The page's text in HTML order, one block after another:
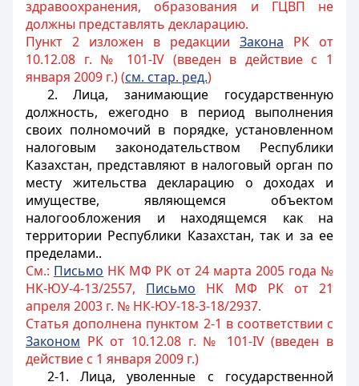
здравоохранения, образования и ГЦВП не
должны представлять декларацию.
Пункт 2 изложен в редакции Закона РК от
10.12.08 г. № 101-IV (введен в действие с 1
января 2009 г.) (см. стар. ред.)
2. Лица, занимающие государственную
должность, ежегодно в период выполнения
своих полномочий в порядке, установленном
налоговым законодательством Республики
Казахстан, представляют в налоговый орган по
месту жительства декларацию о доходах и
имуществе, являющемся объектом
налогообложения и находящемся как на
территории Республики Казахстан, так и за ее
пределами..
См.: Письмо НК МФ РК от 24 марта 2005 года №
НК-ЮУ-4-13/2557, Письмо НК МФ РК от 21
апреля 2003 г. № НК-ЮУ-18-3-18/2937.
Статья дополнена пунктом 2-1 в соответствии с
Законом РК от 10.12.08 г. № 101-IV (введен в
действие с 1 января 2009 г.)
2-1. Лица, уволенные с государственной